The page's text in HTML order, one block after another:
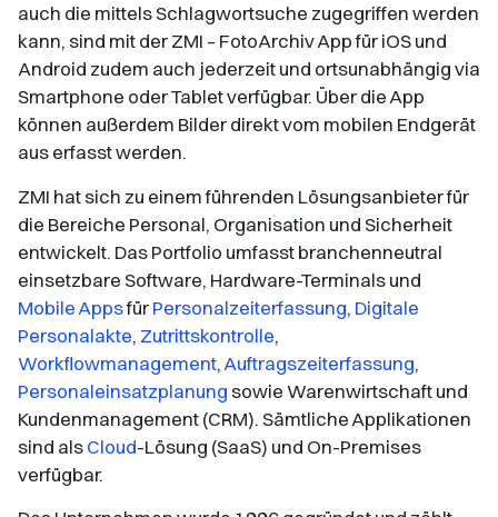
auch die mittels Schlagwortsuche zugegriffen werden
kann, sind mit der ZMI – FotoArchiv App für iOS und
Android zudem auch jederzeit und ortsunabhängig via
Smartphone oder Tablet verfügbar. Über die App
können außerdem Bilder direkt vom mobilen Endgerät
aus erfasst werden.
ZMI hat sich zu einem führenden Lösungsanbieter für
die Bereiche Personal, Organisation und Sicherheit
entwickelt. Das Portfolio umfasst branchenneutral
einsetzbare Software, Hardware-Terminals und
Mobile AppsfürPersonalzeiterfassung, Digitale
Personalakte, Zutrittskontrolle,
Workflowmanagement,Auftragszeiterfassung,
Personaleinsatzplanungsowie Warenwirtschaft und
Kundenmanagement (CRM). Sämtliche Applikationen
sind alsCloud-Lösung (SaaS) und On-Premises
verfügbar.